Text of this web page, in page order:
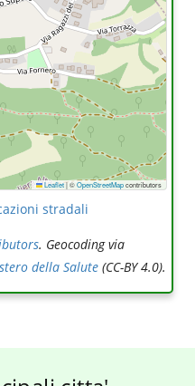
Leaflet|©OpenStreetMapcontributors
stradali
. Geocoding via
della Salute (CC-BY 4.0).